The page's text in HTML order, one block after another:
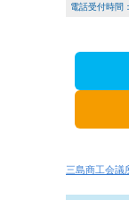
電話受付時間
三島商工会議